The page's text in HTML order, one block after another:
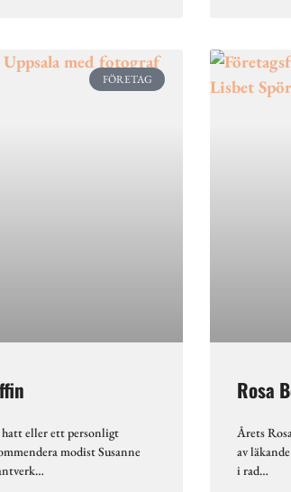
FÖRETAG
hatt eller ett personligt
modist Susanne
Rosa
Årets
av
i rad…